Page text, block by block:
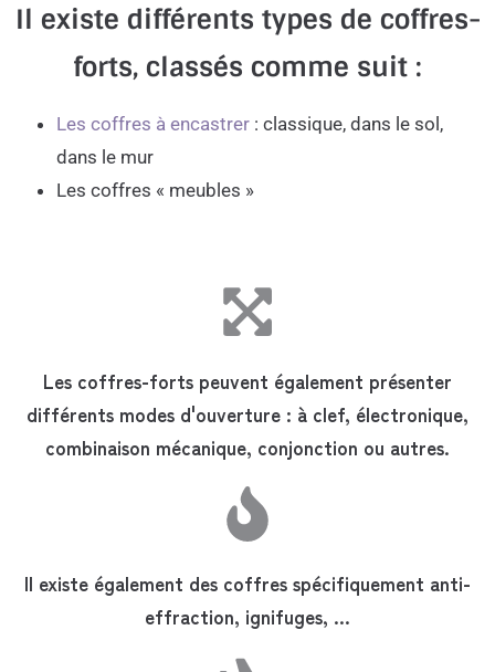
Il existe différents types de coffres-
forts, classés comme suit :
Les coffres à encastrer : classique, dans le sol,
dans le mur
Les coffres « meubles »
Les coffres-forts peuvent également présenter
différents modes d'ouverture : à clef, électronique,
combinaison mécanique, conjonction ou autres.
Il existe également des coffres spécifiquement anti-
effraction, ignifuges, …